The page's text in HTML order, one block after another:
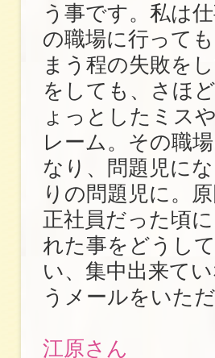
う事です。私は
の職場に行って
まう程の失敗を
をしても、さほ
ょっとしたミス
レーム。その職
なり、問題児に
りの問題児に。
正社員だった頃
れた事をどうし
い、集中出来て
うメールをいた
江原さん